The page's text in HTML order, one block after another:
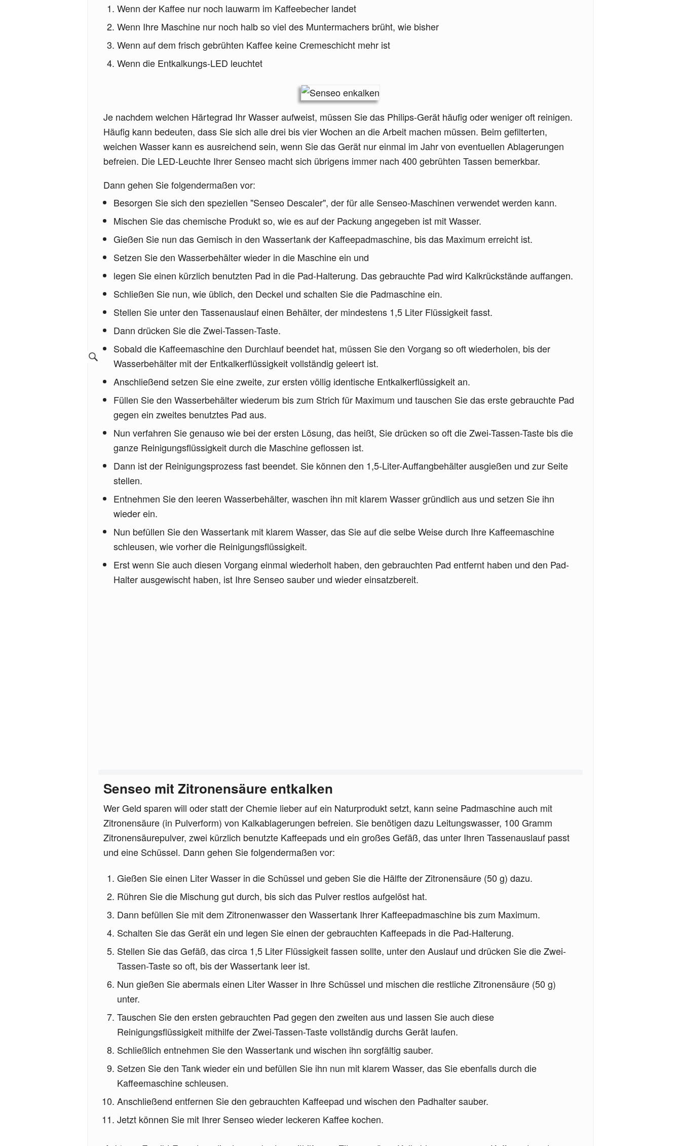
Wenn der Kaffee nur noch lauwarm im Kaffeebecher landet
Wenn Ihre Maschine nur noch halb so viel des Muntermachers brüht, wie bisher
Wenn auf dem frisch gebrühten Kaffee keine Cremeschicht mehr ist
Wenn die Entkalkungs-LED leuchtet
Je nachdem welchen Härtegrad Ihr Wasser aufweist, müssen Sie das Philips-Gerät häufig oder weniger oft reinigen.
Häufig kann bedeuten, dass Sie sich alle drei bis vier Wochen an die Arbeit machen müssen. Beim gefilterten,
weichen Wasser kann es ausreichend sein, wenn Sie das Gerät nur einmal im Jahr von eventuellen Ablagerungen
befreien. Die LED-Leuchte Ihrer Senseo macht sich übrigens immer nach 400 gebrühten Tassen bemerkbar.
Dann gehen Sie folgendermaßen vor:
Besorgen Sie sich den speziellen "Senseo Descaler", der für alle Senseo-Maschinen verwendet werden kann.
Mischen Sie das chemische Produkt so, wie es auf der Packung angegeben ist mit Wasser.
Gießen Sie nun das Gemisch in den Wassertank der Kaffeepadmaschine, bis das Maximum erreicht ist.
Setzen Sie den Wasserbehälter wieder in die Maschine ein und
legen Sie einen kürzlich benutzten Pad in die Pad-Halterung. Das gebrauchte Pad wird Kalkrückstände auffangen.
Schließen Sie nun, wie üblich, den Deckel und schalten Sie die Padmaschine ein.
Stellen Sie unter den Tassenauslauf einen Behälter, der mindestens 1,5 Liter Flüssigkeit fasst.
Dann drücken Sie die Zwei-Tassen-Taste.
Sobald die Kaffeemaschine den Durchlauf beendet hat, müssen Sie den Vorgang so oft wiederholen, bis der
Wasserbehälter mit der Entkalkerflüssigkeit vollständig geleert ist.
Anschließend setzen Sie eine zweite, zur ersten völlig identische Entkalkerflüssigkeit an.
Füllen Sie den Wasserbehälter wiederum bis zum Strich für Maximum und tauschen Sie das erste gebrauchte Pad
gegen ein zweites benutztes Pad aus.
Nun verfahren Sie genauso wie bei der ersten Lösung, das heißt, Sie drücken so oft die Zwei-Tassen-Taste bis die
ganze Reinigungsflüssigkeit durch die Maschine geflossen ist.
Dann ist der Reinigungsprozess fast beendet. Sie können den 1,5-Liter-Auffangbehälter ausgießen und zur Seite
stellen.
Entnehmen Sie den leeren Wasserbehälter, waschen ihn mit klarem Wasser gründlich aus und setzen Sie ihn
wieder ein.
Nun befüllen Sie den Wassertank mit klarem Wasser, das Sie auf die selbe Weise durch Ihre Kaffeemaschine
schleusen, wie vorher die Reinigungsflüssigkeit.
Erst wenn Sie auch diesen Vorgang einmal wiederholt haben, den gebrauchten Pad entfernt haben und den Pad-
Halter ausgewischt haben, ist Ihre Senseo sauber und wieder einsatzbereit.
Senseo mit Zitronensäure entkalken
Wer Geld sparen will oder statt der Chemie lieber auf ein Naturprodukt setzt, kann seine Padmaschine auch mit
Zitronensäure (in Pulverform) von Kalkablagerungen befreien. Sie benötigen dazu Leitungswasser, 100 Gramm
Zitronensäurepulver, zwei kürzlich benutzte Kaffeepads und ein großes Gefäß, das unter Ihren Tassenauslauf passt
und eine Schüssel. Dann gehen Sie folgendermaßen vor:
Gießen Sie einen Liter Wasser in die Schüssel und geben Sie die Hälfte der Zitronensäure (50 g) dazu.
Rühren Sie die Mischung gut durch, bis sich das Pulver restlos aufgelöst hat.
Dann befüllen Sie mit dem Zitronenwasser den Wassertank Ihrer Kaffeepadmaschine bis zum Maximum.
Schalten Sie das Gerät ein und legen Sie einen der gebrauchten Kaffeepads in die Pad-Halterung.
Stellen Sie das Gefäß, das circa 1,5 Liter Flüssigkeit fassen sollte, unter den Auslauf und drücken Sie die Zwei-
Tassen-Taste so oft, bis der Wassertank leer ist.
Nun gießen Sie abermals einen Liter Wasser in Ihre Schüssel und mischen die restliche Zitronensäure (50 g)
unter.
Tauschen Sie den ersten gebrauchten Pad gegen den zweiten aus und lassen Sie auch diese
Reinigungsflüssigkeit mithilfe der Zwei-Tassen-Taste vollständig durchs Gerät laufen.
Schließlich entnehmen Sie den Wassertank und wischen ihn sorgfältig sauber.
Setzen Sie den Tank wieder ein und befüllen Sie ihn nun mit klarem Wasser, das Sie ebenfalls durch die
Kaffeemaschine schleusen.
Anschließend entfernen Sie den gebrauchten Kaffeepad und wischen den Padhalter sauber.
Jetzt können Sie mit Ihrer Senseo wieder leckeren Kaffee kochen.